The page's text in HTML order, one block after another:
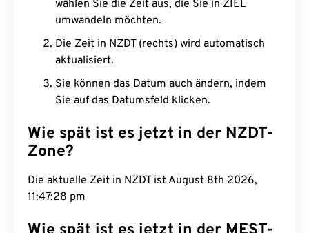
wählen Sie die Zeit aus, die Sie in ZIEL
umwandeln möchten.
Die Zeit in NZDT (rechts) wird automatisch
aktualisiert.
Sie können das Datum auch ändern, indem
Sie auf das Datumsfeld klicken.
Wie spät ist es jetzt in der NZDT-
Zone?
Die aktuelle Zeit in NZDT ist August 8th 2026,
11:47:29 pm